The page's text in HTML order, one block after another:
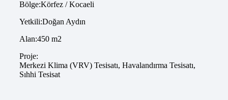
Bölge:Körfez / Kocaeli
Yetkili:Doğan Aydın
Alan:450 m2
Proje:
Merkezi Klima (VRV) Tesisatı, Havalandırma Tesisatı,
Sıhhi Tesisat